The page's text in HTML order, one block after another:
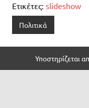
Ετικέτες: slideshow
Πολιτικά
Υποστηρίζεται